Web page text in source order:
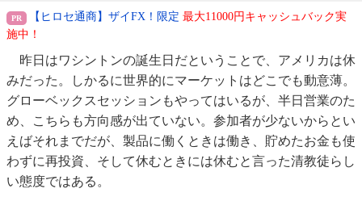
【ヒロセ通商】ザイFX！限定 最大11000円キャッシュバック実
施中！
昨日はワシントンの誕生日だということで、アメリカは休
みだった。しかるに世界的にマーケットはどこでも動意薄。
グローベックスセッションもやってはいるが、半日営業のた
め、こちらも方向感が出ていない。参加者が少ないからとい
えばそれまでだが、製品に働くときは働き、貯めたお金も使
わずに再投資、そして休むときには休むと言った清教徒らし
い態度ではある。